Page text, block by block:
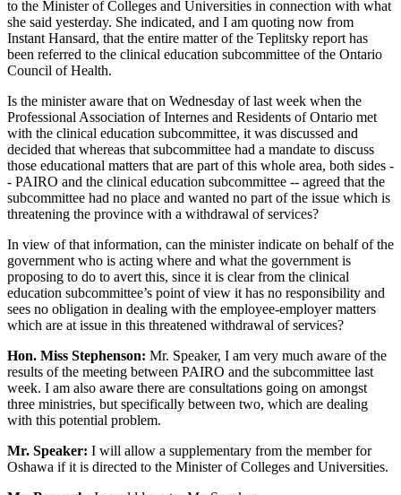
to the Minister of Colleges and Universities in connection with what
she said yesterday. She indicated, and I am quoting now from
Instant Hansard, that the entire matter of the Teplitsky report has
been referred to the clinical education subcommittee of the Ontario
Council of Health.
Is the minister aware that on Wednesday of last week when the
Professional Association of Internes and Residents of Ontario met
with the clinical education subcommittee, it was discussed and
decided that whereas that subcommittee had a mandate to discuss
those educational matters that are part of this whole area, both sides -
- PAIRO and the clinical education subcommittee -- agreed that the
subcommittee had no place and wanted no part of the issue which is
threatening the province with a withdrawal of services?
In view of that information, can the minister indicate on behalf of the
government who is acting where and what the government is
proposing to do to avert this, since it is clear from the clinical
education subcommittee’s point of view it has no responsibility and
sees no obligation in dealing with the employee-employer matters
which are at issue in this threatened withdrawal of services?
Hon. Miss Stephenson: Mr. Speaker, I am very much aware of the
results of the meeting between PAIRO and the subcommittee last
week. I am also aware there are consultations going on amongst
three ministries, but specifically between two, which are dealing
with this potential problem.
Mr. Speaker: I will allow a supplementary from the member for
Oshawa if it is directed to the Minister of Colleges and Universities.